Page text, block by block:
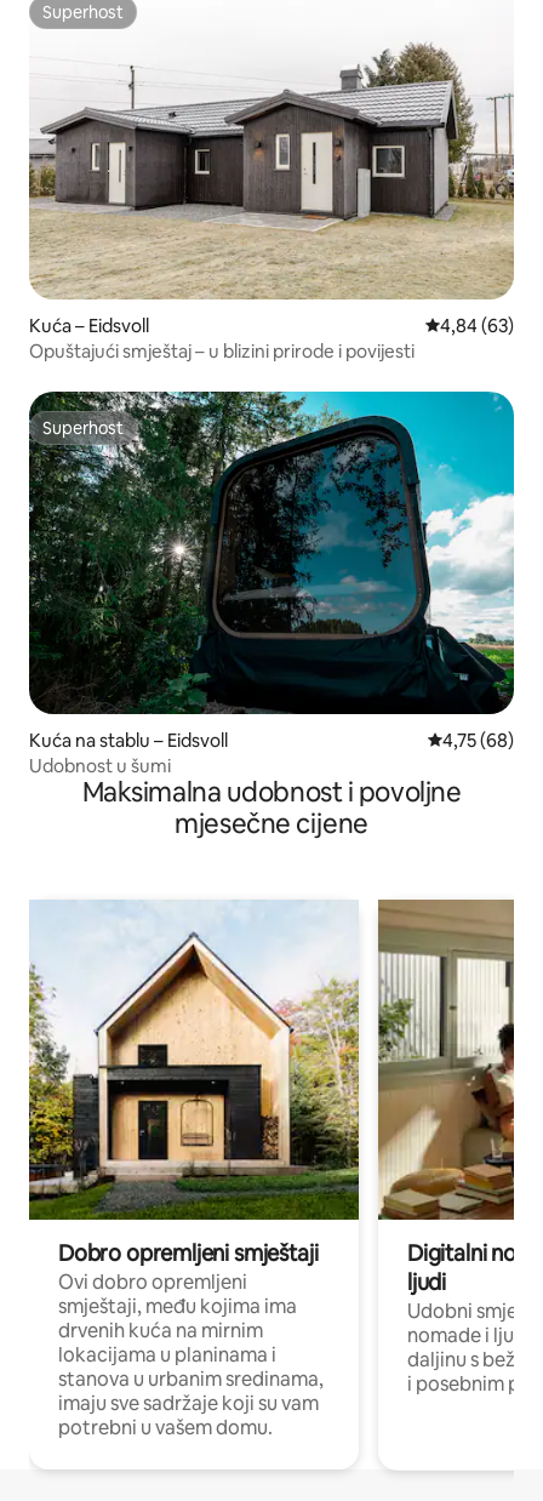
Superhost
Superhost
Kuća – Eidsvoll Prosječna
4,84 (63)
Opuštajući smještaj – u blizini prirode i povijesti
Superhost
Superhost
Kuća na stablu – Eidsvoll Prosječna
4,75 (68)
Udobnost u šumi
Maksimalna udobnost i povoljne
mjesečne cijene
Dobro opremljeni smještaji
Ovi dobro opremljeni
smještaji, među kojima ima
drvenih kuća na mirnim
lokacijama u planinama i
stanova u urbanim sredinama,
imaju sve sadržaje koji su vam
potrebni u vašem domu.
Digitalni
ljudi
Udobni
nomade i ljude
daljinu s
i posebnim